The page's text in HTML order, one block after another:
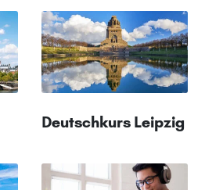
Deutschkurs Leipzig